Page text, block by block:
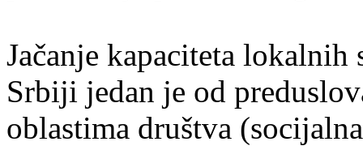
Jačanje kapaciteta
Srbiji jedan je od
oblastima društva